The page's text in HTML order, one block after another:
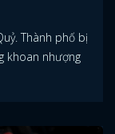
Thành phố bị
khoan nhượng